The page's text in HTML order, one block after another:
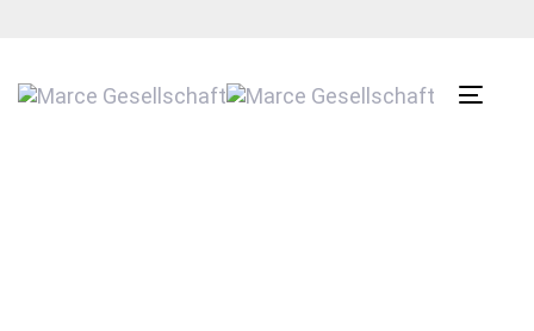
Navigation
springen
Toggle